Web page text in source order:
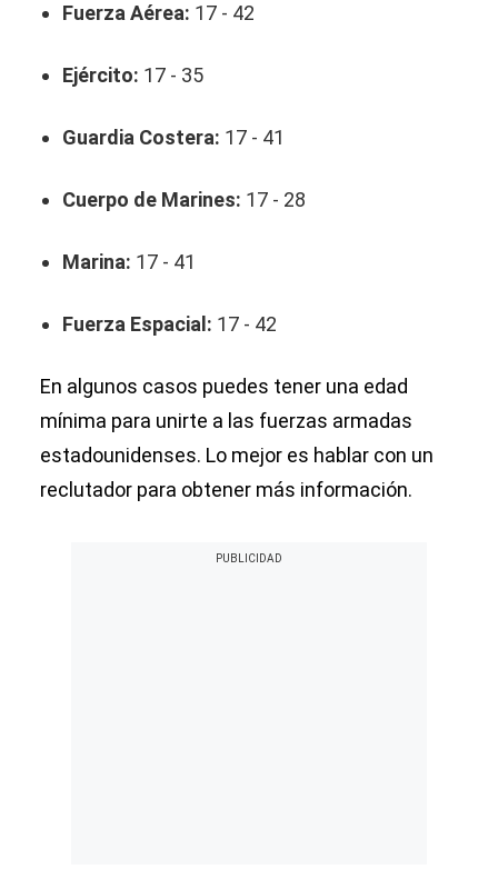
Fuerza Aérea: 17 - 42
Ejército: 17 - 35
Guardia Costera: 17 - 41
Cuerpo de Marines: 17 - 28
Marina: 17 - 41
Fuerza Espacial: 17 - 42
En algunos casos puedes tener una edad
mínima para unirte a las fuerzas armadas
estadounidenses. Lo mejor es hablar con un
reclutador para obtener más información.